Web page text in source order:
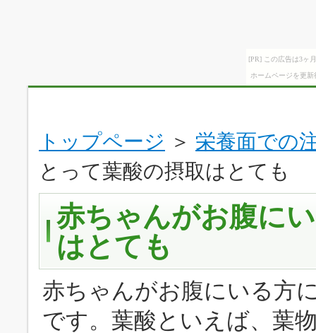
[PR] この広告は3ヶ
ホームページを更
トップページ ＞ 栄養面での
とって葉酸の摂取はとても
赤ちゃんがお腹に
はとても
赤ちゃんがお腹にいる方
です。葉酸といえば、葉